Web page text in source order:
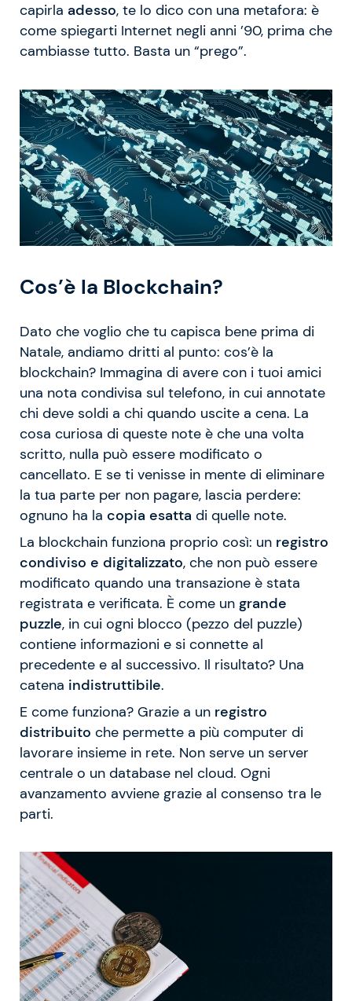
capirla adesso, te lo dico con una metafora: è
come spiegarti Internet negli anni ’90, prima che
cambiasse tutto. Basta un “prego”.
Cos’è la Blockchain?
Dato che voglio che tu capisca bene prima di
Natale, andiamo dritti al punto: cos’è la
blockchain? Immagina di avere con i tuoi amici
una nota condivisa sul telefono, in cui annotate
chi deve soldi a chi quando uscite a cena. La
cosa curiosa di queste note è che una volta
scritto, nulla può essere modificato o
cancellato. E se ti venisse in mente di eliminare
la tua parte per non pagare, lascia perdere:
ognuno ha la copia esatta di quelle note.
La blockchain funziona proprio così: un registro
condiviso e digitalizzato, che non può essere
modificato quando una transazione è stata
registrata e verificata. È come un grande
puzzle, in cui ogni blocco (pezzo del puzzle)
contiene informazioni e si connette al
precedente e al successivo. Il risultato? Una
catena indistruttibile.
E come funziona? Grazie a un registro
distribuito che permette a più computer di
lavorare insieme in rete. Non serve un server
centrale o un database nel cloud. Ogni
avanzamento avviene grazie al consenso tra le
parti.